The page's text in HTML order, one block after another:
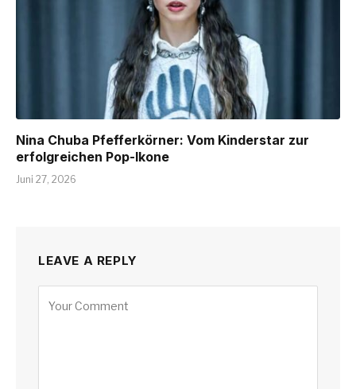
Nina Chuba Pfefferkörner: Vom Kinderstar zur
erfolgreichen Pop-Ikone
Juni 27, 2026
LEAVE A REPLY